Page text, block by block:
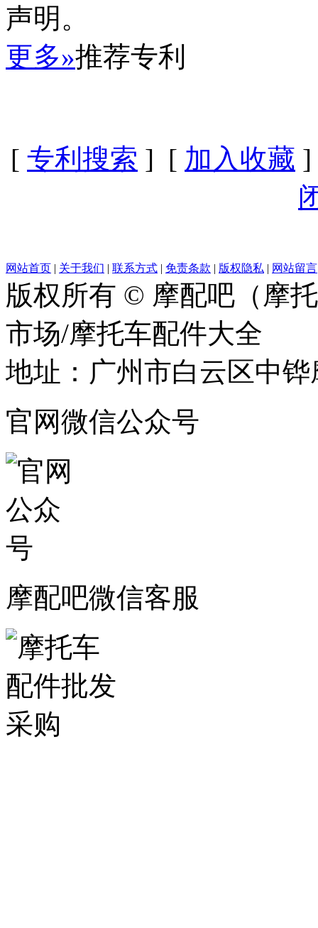
声明。
更多»推荐专利
[ 专利搜索 ] [ 加入收藏
网站首页 | 关于我们 | 联系方式 | 免责条款 | 版权隐私 | 网站留言
版权所有 © 摩配吧（摩
市场/摩托车配件大全
地址：广州市白云区中
官网微信公众号
摩配吧微信客服